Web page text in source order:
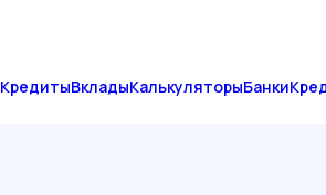
КредитыВкладыКалькуляторыБанки